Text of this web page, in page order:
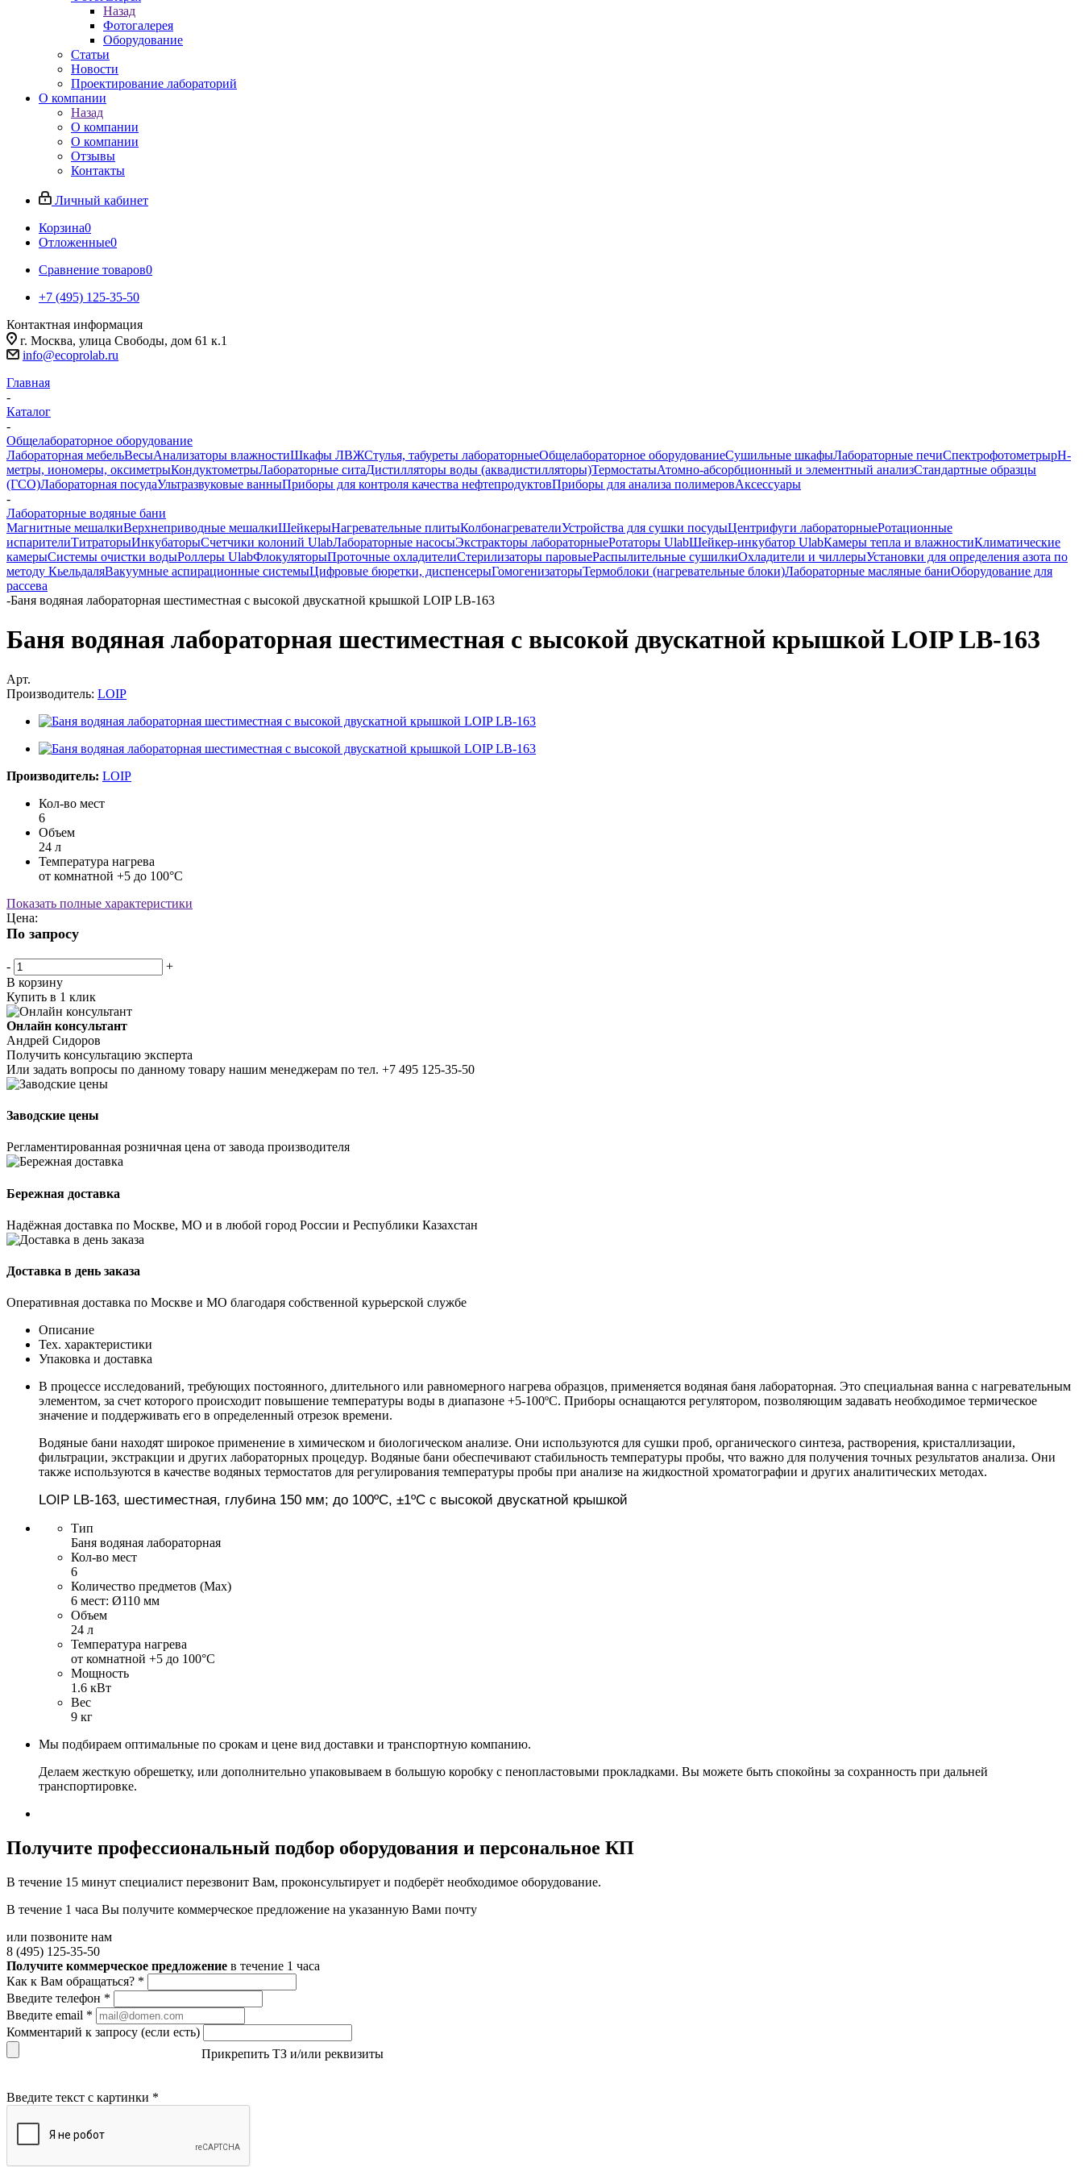
Назад
Фотогалерея
Оборудование
Статьи
Новости
Проектирование лабораторий
О компании
Назад
О компании
О компании
Отзывы
Контакты
Личный кабинет
Корзина0
Отложенные0
Сравнение товаров0
+7 (495) 125-35-50
Контактная информация
г. Москва, улица Свободы, дом 61 к.1
info@ecoprolab.ru
Главная
-
Каталог
-
Общелабораторное оборудование
Лабораторная мебельВесыАнализаторы влажностиШкафы ЛВЖСтулья, табуреты лабораторныеОбщелабораторное оборудованиеСушильные шкафыЛабораторные печиСпектрофотометрыpH-
метры, иономеры, оксиметрыКондуктометрыЛабораторные ситаДистилляторы воды (аквадистилляторы)ТермостатыАтомно-абсорбционный и элементный анализСтандартные образцы
(ГСО)Лабораторная посудаУльтразвуковые ванныПриборы для контроля качества нефтепродуктовПриборы для анализа полимеровАксессуары
-
Лабораторные водяные бани
Магнитные мешалкиВерхнеприводные мешалкиШейкерыНагревательные плитыКолбонагревателиУстройства для сушки посудыЦентрифуги лабораторныеРотационные
испарителиТитраторыИнкубаторыСчетчики колоний UlabЛабораторные насосыЭкстракторы лабораторныеРотаторы UlabШейкер-инкубатор UlabКамеры тепла и влажностиКлиматические
камерыСистемы очистки водыРоллеры UlabФлокуляторыПроточные охладителиСтерилизаторы паровыеРаспылительные сушилкиОхладители и чиллерыУстановки для определения азота по
методу КьельдаляВакуумные аспирационные системыЦифровые бюретки, диспенсерыГомогенизаторыТермоблоки (нагревательные блоки)Лабораторные масляные баниОборудование для
рассева
-Баня водяная лабораторная шестиместная с высокой двускатной крышкой LOIP LB-163
Баня водяная лабораторная шестиместная с высокой двускатной крышкой LOIP LB-163
Арт.
Производитель: LOIP
Производитель: LOIP
Кол-во мест
6
Объем
24 л
Температура нагрева
от комнатной +5 до 100°С
Показать полные характеристики
Цена:
По запросу
-
+
В корзину
Купить в 1 клик
Онлайн консультант
Андрей Сидоров
Получить консультацию эксперта
Или задать вопросы по данному товару нашим менеджерам по тел. +7 495 125-35-50
Заводские цены
Регламентированная розничная цена от завода производителя
Бережная доставка
Надёжная доставка по Москве, МО и в любой город России и Республики Казахстан
Доставка в день заказа
Оперативная доставка по Москве и МО благодаря собственной курьерской службе
Описание
Тех. характеристики
Упаковка и доставка
В процессе исследований, требующих постоянного, длительного или равномерного нагрева образцов, применяется водяная баня лабораторная. Это специальная ванна с нагревательным
элементом, за счет которого происходит повышение температуры воды в диапазоне +5-100ºС. Приборы оснащаются регулятором, позволяющим задавать необходимое термическое
значение и поддерживать его в определенный отрезок времени.
Водяные бани находят широкое применение в химическом и биологическом анализе. Они используются для сушки проб, органического синтеза, растворения, кристаллизации,
фильтрации, экстракции и других лабораторных процедур. Водяные бани обеспечивают стабильность температуры пробы, что важно для получения точных результатов анализа. Они
также используются в качестве водяных термостатов для регулирования температуры пробы при анализе на жидкостной хроматографии и других аналитических методах.
LOIP LB-163, шестиместная, глубина 150 мм; до 100ºС, ±1ºС с высокой двускатной крышкой
Тип
Баня водяная лабораторная
Кол-во мест
6
Количество предметов (Max)
6 мест: Ø110 мм
Объем
24 л
Температура нагрева
от комнатной +5 до 100°С
Мощность
1.6 кВт
Вес
9 кг
Мы подбираем оптимальные по срокам и цене вид доставки и транспортную компанию.
Делаем жесткую обрешетку, или дополнительно упаковываем в большую коробку с пенопластовыми прокладками. Вы можете быть спокойны за сохранность при дальней
транспортировке.
Получите профессиональный подбор оборудования и персональное КП
В течение 15 минут специалист перезвонит Вам, проконсультирует и подберёт необходимое оборудование.
В течение 1 часа Вы получите коммерческое предложение на указанную Вами почту
или позвоните нам
8 (495) 125-35-50
Получите коммерческое предложение в течение 1 часа
Как к Вам обращаться? *
Введите телефон *
Введите email *
Комментарий к запросу (если есть)
Прикрепить ТЗ и/или реквизиты
Введите текст с картинки *